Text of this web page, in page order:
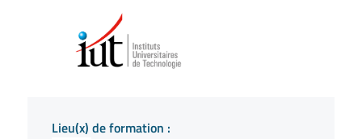
Lieu(x) de formation :